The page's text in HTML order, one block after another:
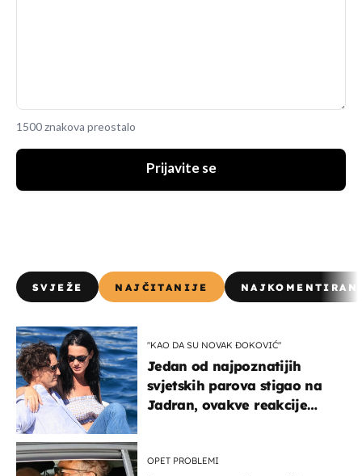
1500 znakova preostalo
Prijavite se
SVJEŽE NAJČITANIJE
"KAO DA SU NOVAK ĐOKOVIĆ"
Jedan od najpoznatijih
svjetskih parova stigao na
Jadran, ovakve reakcije
OPET PROBLEMI